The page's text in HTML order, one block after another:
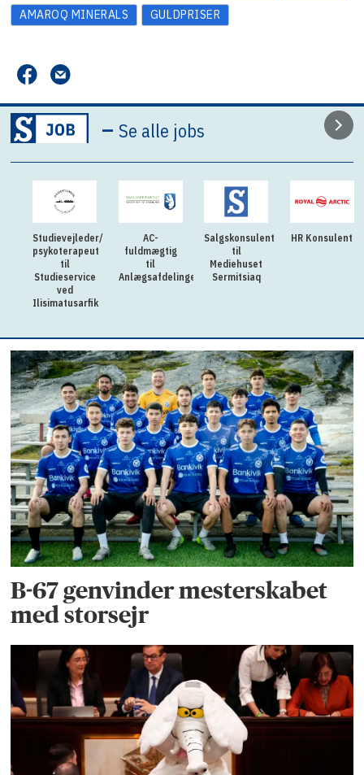
AMAROQ MINERALS
GULDPRISER
–Se alle jobs
Studievejleder/
psykoterapeut
til
Studieservice
ved
Ilisimatusarfik
AC-
fuldmægtig
til
Anlægsafdelingen
Salgskonsulent
til
Mediehuset
Sermitsiaq
HR Konsulent
B-67 genvinder mesterskabet
med storsejr